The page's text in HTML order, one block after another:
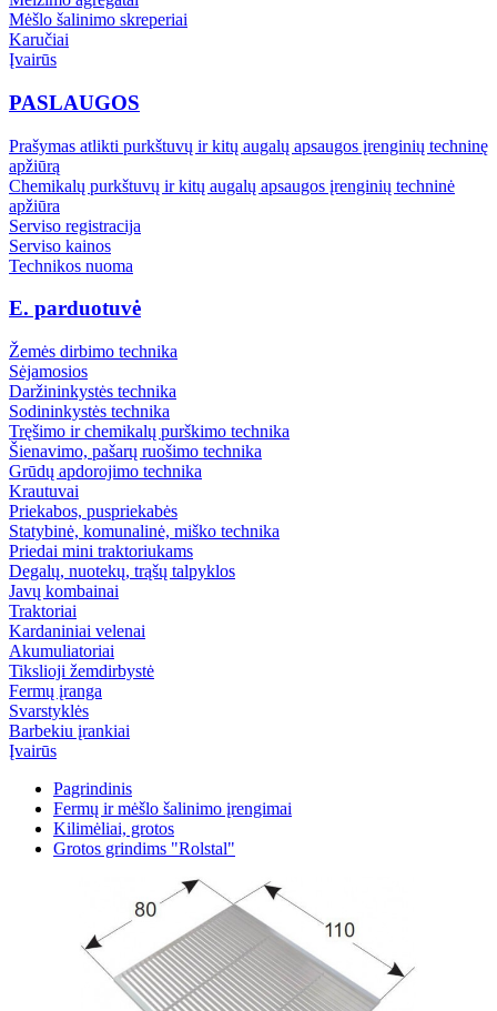
Mėšlo šalinimo skreperiai
Karučiai
Įvairūs
PASLAUGOS
Prašymas atlikti purkštuvų ir kitų augalų apsaugos įrenginių techninę
apžiūrą
Chemikalų purkštuvų ir kitų augalų apsaugos įrenginių techninė
apžiūra
Serviso registracija
Serviso kainos
Technikos nuoma
E. parduotuvė
Žemės dirbimo technika
Sėjamosios
Daržininkystės technika
Sodininkystės technika
Tręšimo ir chemikalų purškimo technika
Šienavimo, pašarų ruošimo technika
Grūdų apdorojimo technika
Krautuvai
Priekabos, puspriekabės
Statybinė, komunalinė, miško technika
Priedai mini traktoriukams
Degalų, nuotekų, trąšų talpyklos
Javų kombainai
Traktoriai
Kardaniniai velenai
Akumuliatoriai
Tikslioji žemdirbystė
Fermų įranga
Svarstyklės
Barbekiu įrankiai
Įvairūs
Pagrindinis
Fermų ir mėšlo šalinimo įrengimai
Kilimėliai, grotos
Grotos grindims "Rolstal"